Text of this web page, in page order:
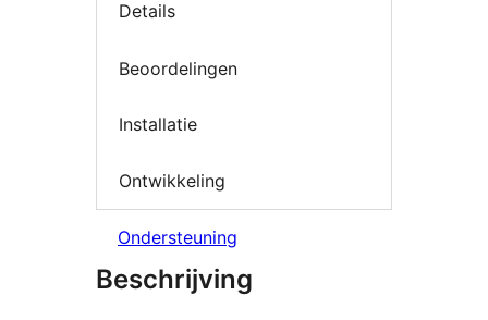
Details
Beoordelingen
Installatie
Ontwikkeling
Ondersteuning
Beschrijving